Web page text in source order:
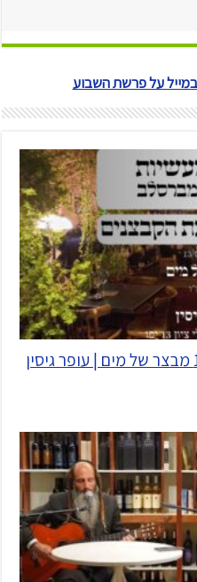
על פרשת השבוע
מעשה משבעת הקבצנים | 13 מבצר של מים | עופר גיסין